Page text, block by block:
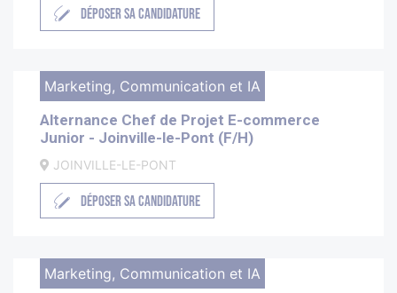
DÉPOSER SA CANDIDATURE
Marketing, Communication et IA
Alternance Chef de Projet E-commerce
Junior - Joinville-le-Pont (F/H)
JOINVILLE-LE-PONT
DÉPOSER SA CANDIDATURE
Marketing, Communication et IA